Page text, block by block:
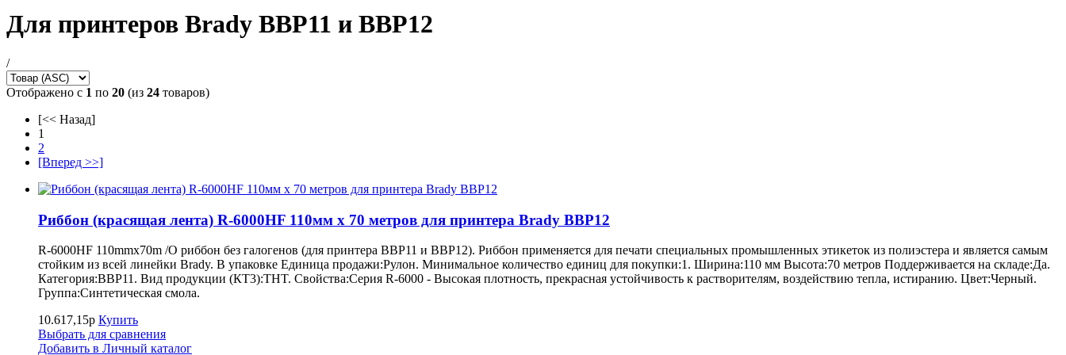
Для принтеров Brady BBP11 и BBP12
/
Отображено с 1 по 20 (из 24 товаров)
[<< Назад]
1
2
[Вперед >>]
Риббон (красящая лента) R-6000HF 110мм x 70 метров для принтера Brady BBP12
R-6000HF 110mmx70m /O риббон без галогенов (для принтера BBP11 и BBP12). Риббон применяется для печати специальных промышленных этикеток из полиэстера и является самым
стойким из всей линейки Brady. В упаковке Единица продажи:Рулон. Минимальное количество единиц для покупки:1. Ширина:110 мм Высота:70 метров Поддерживается на складе:Да.
Категория:BBP11. Вид продукции (КТ3):THT. Свойства:Серия R-6000 - Высокая плотность, прекрасная устойчивость к растворителям, воздействию тепла, истиранию. Цвет:Черный.
Группа:Синтетическая смола.
10.617,15р Купить
Выбрать для сравнения
Добавить в Личный каталог